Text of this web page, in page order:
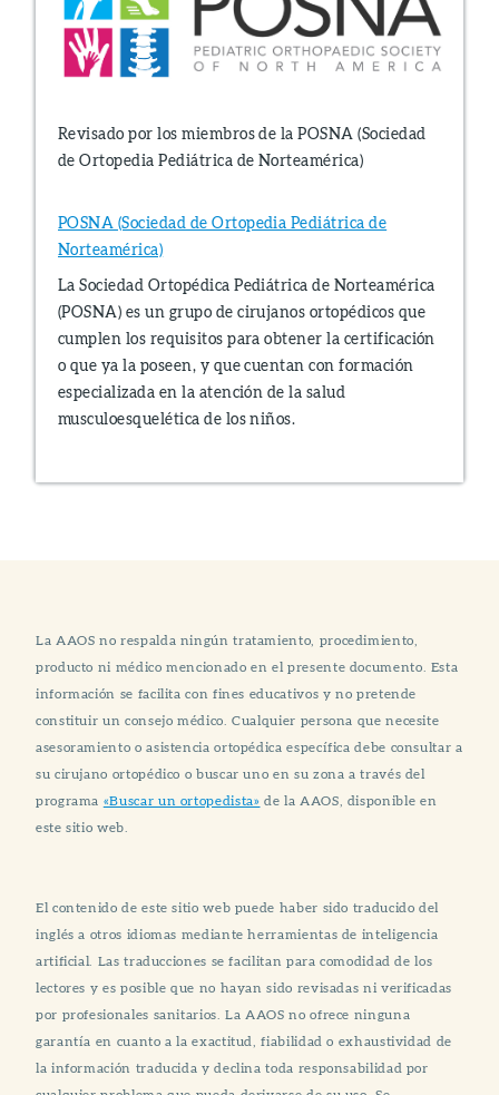
Revisado por los miembros de la POSNA (Sociedad
de Ortopedia Pediátrica de Norteamérica)
POSNA (Sociedad de Ortopedia Pediátrica de
Norteamérica)
La Sociedad Ortopédica Pediátrica de Norteamérica
(POSNA) es un grupo de cirujanos ortopédicos que
cumplen los requisitos para obtener la certificación
o que ya la poseen, y que cuentan con formación
especializada en la atención de la salud
musculoesquelética de los niños.
La AAOS no respalda ningún tratamiento, procedimiento,
producto ni médico mencionado en el presente documento. Esta
información se facilita con fines educativos y no pretende
constituir un consejo médico. Cualquier persona que necesite
asesoramiento o asistencia ortopédica específica debe consultar a
su cirujano ortopédico o buscar uno en su zona a través del
programa «Buscar un ortopedista» de la AAOS, disponible en
este sitio web.
El contenido de este sitio web puede haber sido traducido del
inglés a otros idiomas mediante herramientas de inteligencia
artificial. Las traducciones se facilitan para comodidad de los
lectores y es posible que no hayan sido revisadas ni verificadas
por profesionales sanitarios. La AAOS no ofrece ninguna
garantía en cuanto a la exactitud, fiabilidad o exhaustividad de
la información traducida y declina toda responsabilidad por